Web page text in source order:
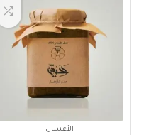
الأعسال